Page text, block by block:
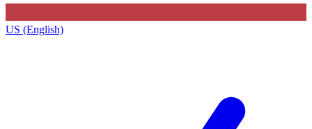
US (English)